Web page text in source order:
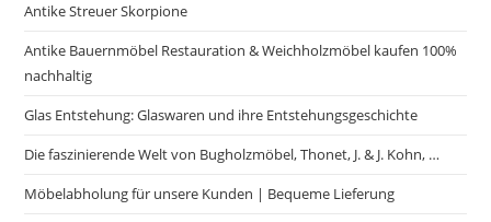
Antike Streuer Skorpione
Antike Bauernmöbel Restauration & Weichholzmöbel kaufen 100%
nachhaltig
Glas Entstehung: Glaswaren und ihre Entstehungsgeschichte
Die faszinierende Welt von Bugholzmöbel, Thonet, J. & J. Kohn, …
Möbelabholung für unsere Kunden | Bequeme Lieferung